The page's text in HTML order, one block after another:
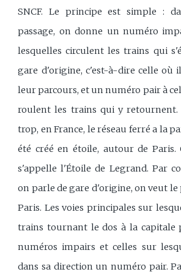
SNCF. Le principe est simple :
passage, on donne un numéro
lesquelles circulent les trains qui
gare d'origine, c'est-à-dire celle où
leur parcours, et un numéro pair à
roulent les trains qui y retournent.
trop, en France, le réseau ferré a la
été créé en étoile, autour de Paris.
s'appelle l'Étoile de Legrand. Par
on parle de gare d'origine, on veut
Paris. Les voies principales sur
trains tournant le dos à la capitale
numéros impairs et celles sur
dans sa direction un numéro pair.